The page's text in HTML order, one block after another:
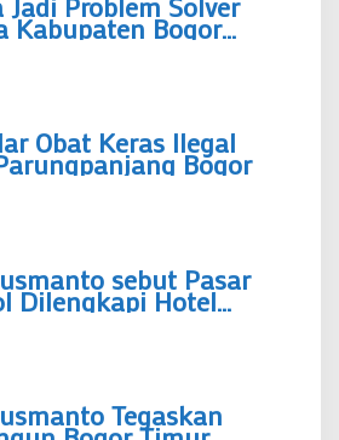
Kabupaten Bogor
Advokasi di 40
Obat Keras Ilegal
Bogor
sebut Pasar
Dilengkapi Hotel
Ratusan Ekor
Tegaskan